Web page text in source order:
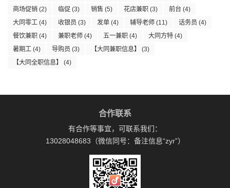
商场促销 (2) 临促 (3) 销售 (5) 花店兼职 (3) 前台 (4)
大同零工 (4) 收银员 (3) 发单 (4) 辅导老师 (11) 话务员 (4)
餐饮兼职 (4) 兼职老师 (4) 五一兼职 (4) 大同方特 (4)
暑期工 (4) 导购员 (3) 【大同兼职信息】
(3)
【大同全职信息】
(4)
合作联系
有合作等事宜，可联系我们：
13028048683（微信同号：备注信息“zyr”）